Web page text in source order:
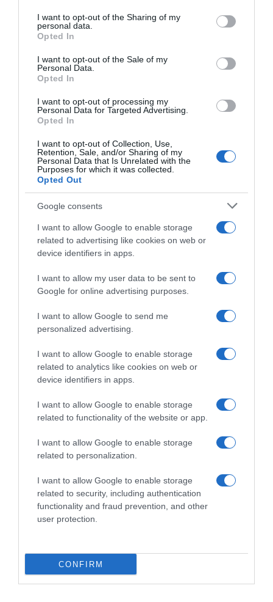
not limited to your visit or usage behaviour. You may click to
grant or deny consent to Google and its third-party tags to
use your data for below specified purposes in below Google
consent section.
I want to opt-out of the Sharing of my
personal data.
Opted In
I want to opt-out of the Sale of my
Personal Data.
Opted In
I want to opt-out of processing my
Personal Data for Targeted Advertising.
Opted In
I want to opt-out of Collection, Use,
Retention, Sale, and/or Sharing of my
Personal Data that Is Unrelated with the
Purposes for which it was collected.
Opted Out
Google consents
I want to allow Google to enable storage
related to advertising like cookies on web or
device identifiers in apps.
I want to allow my user data to be sent to
Google for online advertising purposes.
I want to allow Google to send me
personalized advertising.
I want to allow Google to enable storage
related to analytics like cookies on web or
device identifiers in apps.
I want to allow Google to enable storage
related to functionality of the website or app.
I want to allow Google to enable storage
related to personalization.
I want to allow Google to enable storage
related to security, including authentication
functionality and fraud prevention, and other
user protection.
CONFIRM
ΟΙΚΟΝΟΜΙΑ
κύριων συντάξεων κατά 3% από 1/1/2024
Σύμφωνα με την ΚΥΑ, το συνολικό ποσό όλων των
κύριων συντάξεων του e-ΕΦΚΑ με έναρξη καταβολής
1.1.2024 κατά 3%.
ΟΙΚΟΝΟΜΙΑ
Αυξήσεις 8% Ελάχιστο Εγγυημένο Εισόδημα
– Ποιους αφορά
Τα εισοδηματικά κριτήρια ένταξης στο πρόγραμμα
07.11.2023 - 13:53